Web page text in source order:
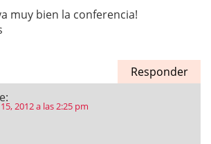
muy bien la conferencia!
Responder
2012 a las 2:25 pm